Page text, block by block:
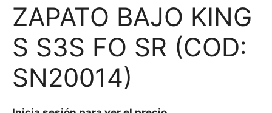
ZAPATO BAJO KING
S S3S FO SR (COD:
SN20014)